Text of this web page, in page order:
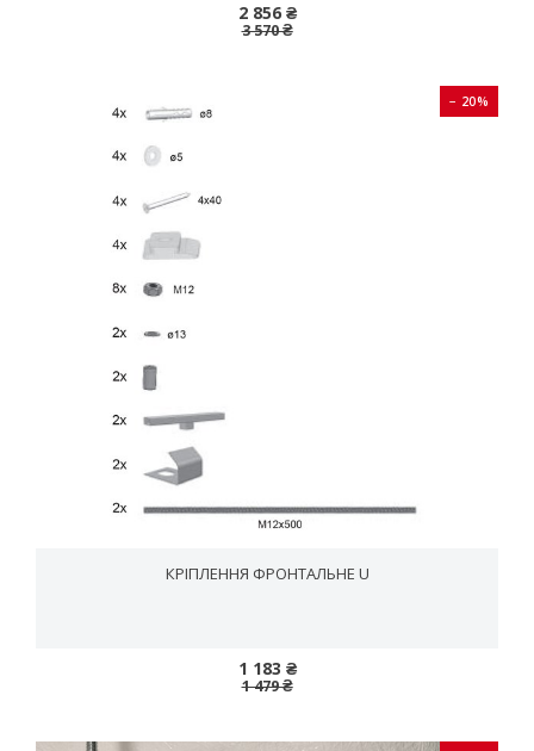
2 856 ₴
3 570 ₴
− 20%
КРІПЛЕННЯ ФРОНТАЛЬНЕ U
1 183 ₴
1 479 ₴